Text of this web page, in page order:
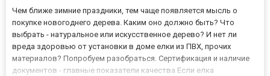
Чем ближе зимние праздники, тем чаще появляется мысль о
покупке новогоднего дерева. Каким оно должно быть? Что
выбрать - натуральное или искусственное дерево? И нет ли
вреда здоровью от установки в доме елки из ПВХ, прочих
материалов? Попробуем разобраться. Сертификация и наличие
документов - главные показатели качества Если елка